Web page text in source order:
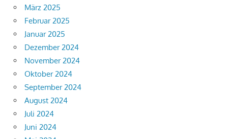
März 2025
Februar 2025
Januar 2025
Dezember 2024
November 2024
Oktober 2024
September 2024
August 2024
Juli 2024
Juni 2024